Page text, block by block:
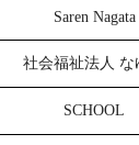
Saren Nagata
社会福祉法人 な
SCHOOL